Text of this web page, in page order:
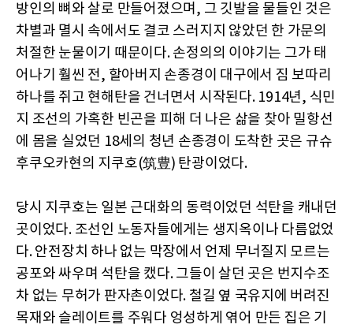
방인의 뼈와 살로 만들어졌으며, 그 깃발을 물들인 것은
차별과 멸시 속에서도 결코 스러지지 않았던 한 가문의
처절한 눈물이기 때문이다. 손정의의 이야기는 그가 태
어나기 훨씬 전, 할아버지 손종경이 대구에서 짐 보따리
하나를 쥐고 현해탄을 건너면서 시작된다. 1914년, 식민
지 조선의 가혹한 빈곤을 피해 더 나은 삶을 찾아 밀항선
에 몸을 실었던 18세의 청년 손종경이 도착한 곳은 규슈
후쿠오카현의 지쿠호(筑豊) 탄광이었다.
당시 지쿠호는 일본 근대화의 동력이었던 석탄을 캐내던
곳이었다. 조선인 노동자들에게는 생지옥이나 다름없었
다. 안전장치 하나 없는 막장에서 언제 무너질지 모르는
공포와 싸우며 석탄을 캤다. 그들이 살던 곳은 번지수조
차 없는 무허가 판자촌이었다. 철길 옆 국유지에 버려진
목재와 슬레이트를 주워다 엉성하게 엮어 만든 집은 기